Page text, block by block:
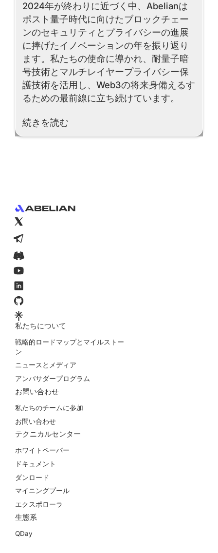
2024年が終わりに近づく中、Abelianは
ポスト量子時代に向けたブロックチェー
ンのセキュリティとプライバシーの進展
に捧げたイノベーションの年を振り返り
ます。私たちの使命に導かれ、耐量子暗
号技術とマルチレイヤープライバシー保
護技術を活用し、Web3の将来身備えるす
るための最前線に立ち続けています。
続きを読む
Read More
私たちについて
戦略的ロードマップとマイルストー
ン
ニュースとメディア
アンバサダープログラム
お問い合わせ
私たちのチームに参加
お問い合わせ
テクニカルセンター
ホワイトペーパー
ドキュメント
ダンロード
マイニングプール
エクスポローラ
生態系
QDay